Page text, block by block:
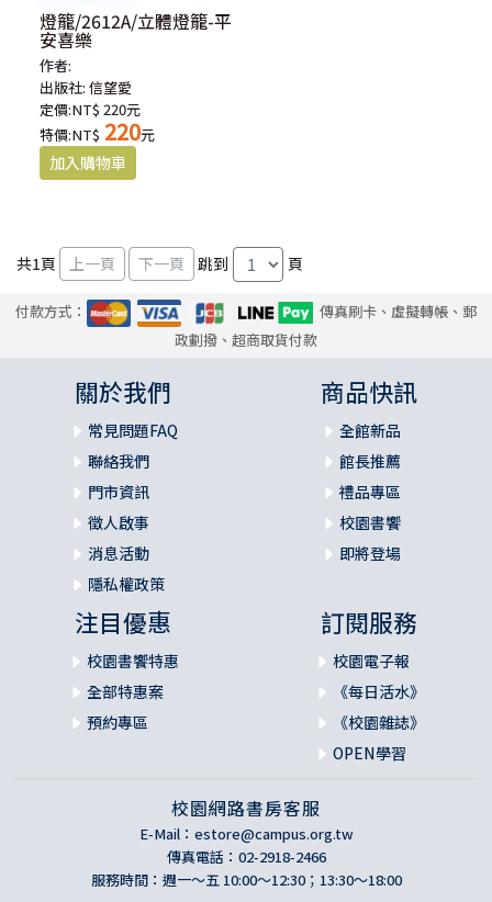
燈籠/2612A/立體燈籠-平
安喜樂
作者:
出版社:信望愛
定價:NT$ 220元
特價:NT$ 220元
共1頁 跳到 頁
付款方式：
傳真刷卡、虛擬轉帳、郵
政劃撥、超商取貨付款
關於我們
常見問題FAQ
聯絡我們
門市資訊
徵人啟事
消息活動
隱私權政策
商品快訊
全館新品
館長推薦
禮品專區
校園書饗
即將登場
注目優惠
校園書饗特惠
全部特惠案
預約專區
訂閱服務
校園電子報
《每日活水》
《校園雜誌》
OPEN學習
校園網路書房客服
E-Mail： estore@campus.org.tw
傳真電話：02-2918-2466
服務時間：週一～五 10:00～12:30；13:30～18:00